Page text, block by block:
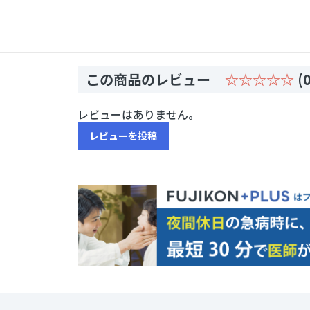
この商品のレビュー ☆☆☆☆☆
レビューはありません。
レビューを投稿